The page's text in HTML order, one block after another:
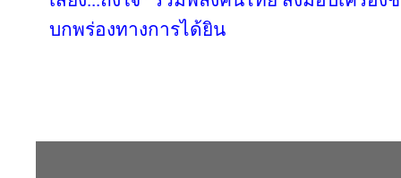
บกพร่องทางการได้ยิน